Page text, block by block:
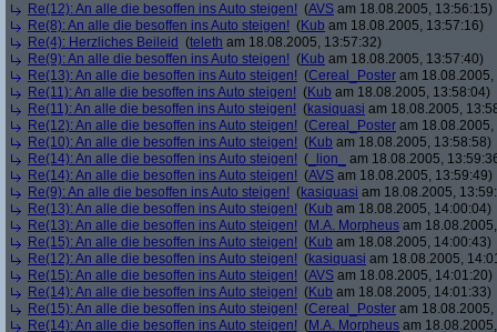
Re(12): An alle die besoffen ins Auto steigen! (AVS am 18.08.2005, 13:56:15)
Re(8): An alle die besoffen ins Auto steigen! (Kub am 18.08.2005, 13:57:16)
Re(4): Herzliches Beileid (teleth am 18.08.2005, 13:57:32)
Re(9): An alle die besoffen ins Auto steigen! (Kub am 18.08.2005, 13:57:40)
Re(13): An alle die besoffen ins Auto steigen! (Cereal_Poster am
Re(11): An alle die besoffen ins Auto steigen! (Kub am 18.08.2005, 13:58:04)
Re(11): An alle die besoffen ins Auto steigen! (kasiquasi am 18.08.2005,
Re(12): An alle die besoffen ins Auto steigen! (Cereal_Poster am
Re(10): An alle die besoffen ins Auto steigen! (Kub am 18.08.2005, 13:58:58)
Re(14): An alle die besoffen ins Auto steigen! ( _lion_
am 18.08.2005,
Re(14): An alle die besoffen ins Auto steigen! (AVS am 18.08.2005, 13:59:49)
Re(9): An alle die besoffen ins Auto steigen! (kasiquasi am 18.08.2005,
Re(13): An alle die besoffen ins Auto steigen! (Kub am 18.08.2005, 14:00:04)
Re(13): An alle die besoffen ins Auto steigen! (M.A. Morpheus am
Re(15): An alle die besoffen ins Auto steigen! (Kub am 18.08.2005, 14:00:43)
Re(12): An alle die besoffen ins Auto steigen! (kasiquasi am 18.08.2005,
Re(15): An alle die besoffen ins Auto steigen! (AVS am 18.08.2005, 14:01:20)
Re(14): An alle die besoffen ins Auto steigen! (Kub am 18.08.2005, 14:01:33)
Re(15): An alle die besoffen ins Auto steigen! (Cereal_Poster am
Re(14): An alle die besoffen ins Auto steigen! (M.A. Morpheus am